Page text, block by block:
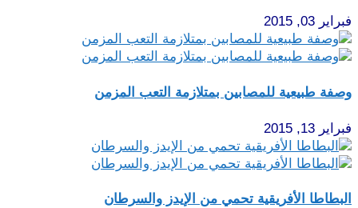
فبراير 03, 2015
وصفة طبيعية للمصابين بمتلازمة التعب المزمن
فبراير 13, 2015
البطاطا الأفريقية تحمي من الإيدز والسرطان